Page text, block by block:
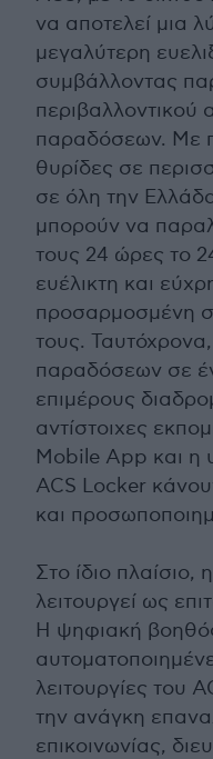
να αποτελεί μια
μεγαλύτερη
συμβάλλοντας
παραδόσεων. Με
θυρίδες σε
σε όλη την
μπορούν να
τους 24 ώρες το
ευέλικτη και
προσαρμοσμένη
τους.
παραδόσεων σε
επιμέρους
αντίστοιχες
Mobile App και η
ACS Locker
και
Στο ίδιο πλαίσιο,
λειτουργεί ως
Η ψηφιακή
λειτουργίες του
την ανάγκη
επικοινωνίας,